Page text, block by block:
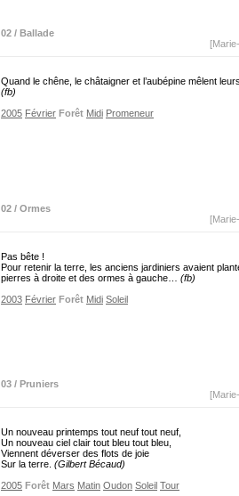
02 / Ballade
Quand le chêne, le châtaigner et l’aubépine mêlent
(fb)
2005 Février Forêt Midi Promeneur
02 / Ormes
Pas bête !
Pour retenir la terre, les anciens jardiniers avaient
pierres à droite et des ormes à gauche… (fb)
2003 Février Forêt Midi Soleil
03 / Pruniers
Un nouveau printemps tout neuf tout neuf,
Un nouveau ciel clair tout bleu tout bleu,
Viennent déverser des flots de joie
Sur la terre. (Gilbert Bécaud)
2005 Forêt Mars Matin Oudon Soleil Tour